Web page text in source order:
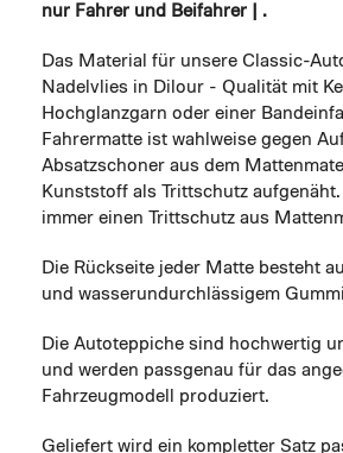
nur Fahrer und Beifahrer | .
Das Material für unsere Classic-
Nadelvlies in Dilour - Qualität mit
Hochglanzgarn oder einer
Fahrermatte ist wahlweise gegen
Absatzschoner aus dem
Kunststoff als Trittschutz
immer einen Trittschutz aus
Die Rückseite jeder Matte besteht
und wasserundurchlässigem
Die Autoteppiche sind hochwertig
und werden passgenau für das
Fahrzeugmodell produziert.
Geliefert wird ein kompletter Satz